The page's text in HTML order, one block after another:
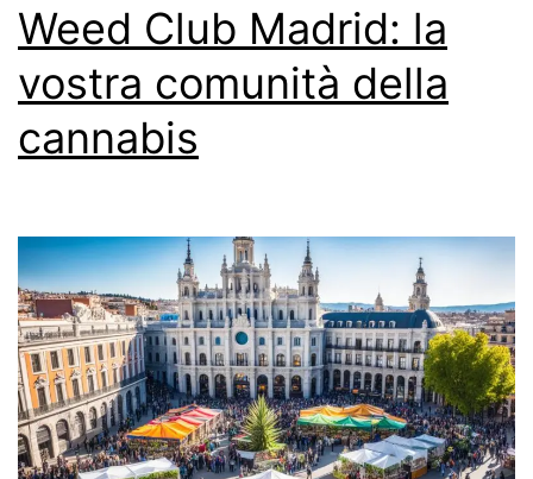
Weed Club Madrid: la
vostra comunità della
cannabis